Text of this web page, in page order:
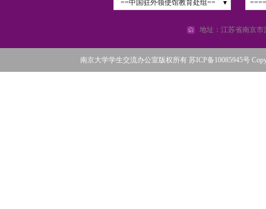
==中国驻外领使馆教育处组==
地址：江苏省南京市
南京大学学生交流办公室版权所有 苏ICP备10085945号